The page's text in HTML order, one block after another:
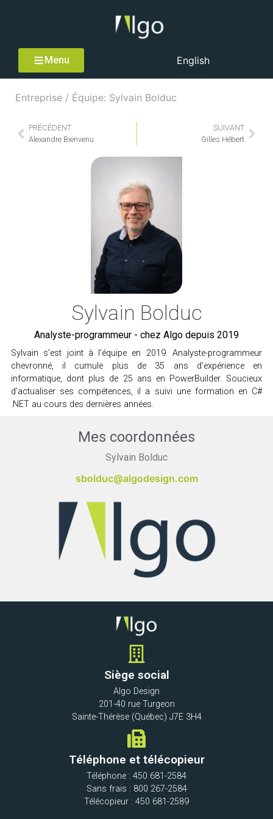
Menu English
Entreprise / Équipe: Sylvain Bolduc
PRÉCÉDENT
Alexandre Bienvenu
SUIVANT
Gilles Hébert
Sylvain Bolduc
Analyste-programmeur - chez Algo depuis 2019
Sylvain s’est joint à l’équipe en 2019. Analyste-programmeur
chevronné, il cumule plus de 35 ans d’expérience en
informatique, dont plus de 25 ans en PowerBuilder. Soucieux
d’actualiser ses compétences, il a suivi une formation en C#
.NET au cours des dernières années.
Mes coordonnées
Sylvain Bolduc
sbolduc@algodesign.com
Siège social
Algo Design
201-40 rue Turgeon
Sainte-Thérèse (Québec) J7E 3H4
Téléphone et télécopieur
Téléphone : 450 681-2584
Sans frais : 800 267-2584
Télécopieur : 450 681-2589